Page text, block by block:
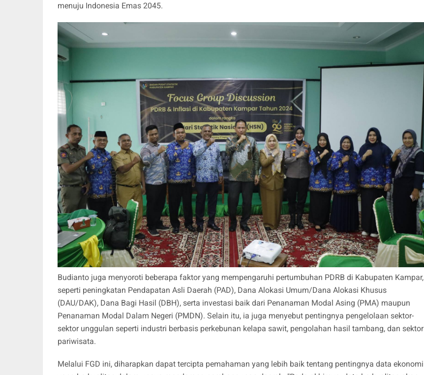
menuju Indonesia Emas 2045.
Budianto juga menyoroti beberapa faktor yang mempengaruhi pertumbuhan PDRB di Kabupaten Kampar,
seperti peningkatan Pendapatan Asli Daerah (PAD), Dana Alokasi Umum/Dana Alokasi Khusus
(DAU/DAK), Dana Bagi Hasil (DBH), serta investasi baik dari Penanaman Modal Asing (PMA) maupun
Penanaman Modal Dalam Negeri (PMDN). Selain itu, ia juga menyebut pentingnya pengelolaan sektor-
sektor unggulan seperti industri berbasis perkebunan kelapa sawit, pengolahan hasil tambang, dan sektor
pariwisata.
Melalui FGD ini, diharapkan dapat tercipta pemahaman yang lebih baik tentang pentingnya data ekonomi